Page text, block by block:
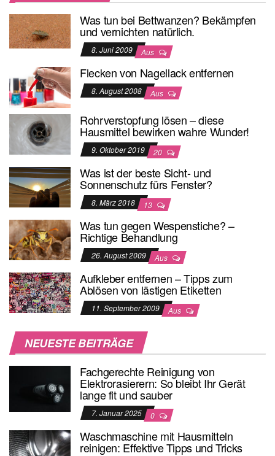
Was tun bei Bettwanzen? Bekämpfen
und vernichten natürlich.
8. Juni 2009 Aus
Flecken von Nagellack entfernen
8. August 2008 Aus
Rohrverstopfung lösen – diese
Hausmittel bewirken wahre Wunder!
9. Oktober 2019 20
Was ist der beste Sicht- und
Sonnenschutz fürs Fenster?
8. März 2018 13
Was tun gegen Wespenstiche? –
Richtige Behandlung
26. August 2009 Aus
Aufkleber entfernen – Tipps zum
Ablösen von lästigen Etiketten
11. September 2009 Aus
NEUESTE BEITRÄGE
Fachgerechte Reinigung von
Elektrorasierern: So bleibt Ihr Gerät
lange fit und sauber
7. Januar 2025 0
Waschmaschine mit Hausmitteln
reinigen: Effektive Tipps und Tricks